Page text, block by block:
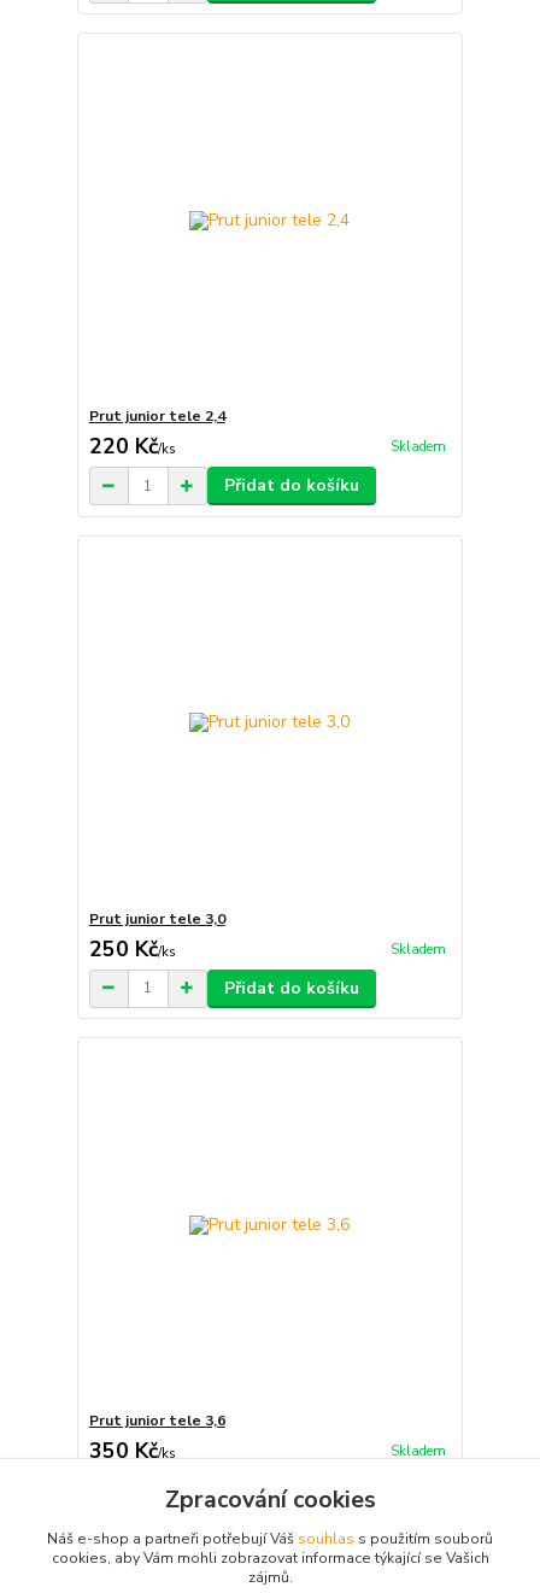
Prut junior tele 2,4
220 Kč/ks Skladem
Přidat do košíku
Prut junior tele 3,0
250 Kč/ks Skladem
Přidat do košíku
Prut junior tele 3,6
350 Kč/ks Skladem
Přidat do košíku
strana z 1
Zpracování cookies
Náš e-shop a partneři potřebují Váš souhlas s použitím souborů
cookies, aby Vám mohli zobrazovat informace týkající se Vašich
zájmů.